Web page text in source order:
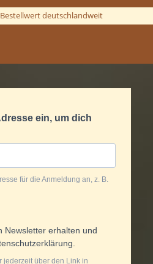
Bestellwert deutschlandweit